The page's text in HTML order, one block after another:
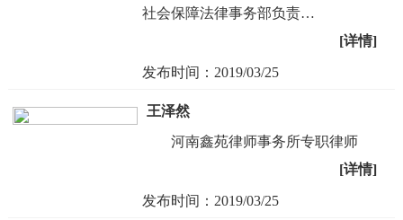
社会保障法律事务部负责…
[详情]
发布时间：2019/03/25
王泽然
河南鑫苑律师事务所专职律师
[详情]
发布时间：2019/03/25